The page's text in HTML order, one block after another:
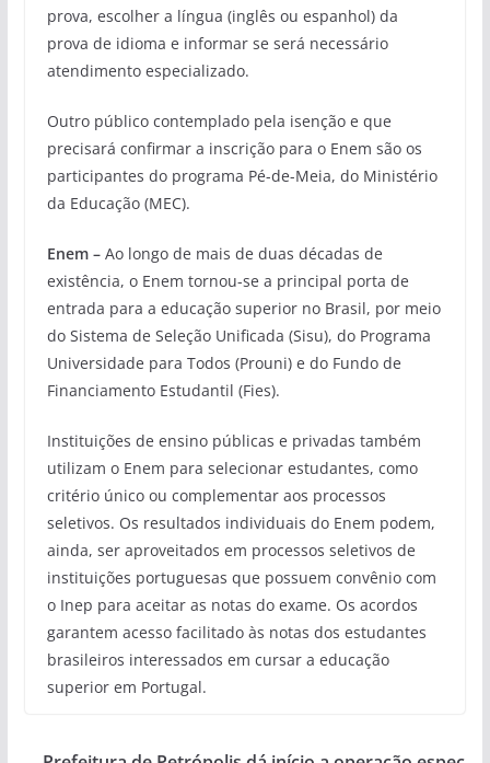
prova, escolher a língua (inglês ou espanhol) da
prova de idioma e informar se será necessário
atendimento especializado.
Outro público contemplado pela isenção e que
precisará confirmar a inscrição para o Enem são os
participantes do programa Pé-de-Meia, do Ministério
da Educação (MEC).
Enem – Ao longo de mais de duas décadas de
existência, o Enem tornou-se a principal porta de
entrada para a educação superior no Brasil, por meio
do Sistema de Seleção Unificada (Sisu), do Programa
Universidade para Todos (Prouni) e do Fundo de
Financiamento Estudantil (Fies).
Instituições de ensino públicas e privadas também
utilizam o Enem para selecionar estudantes, como
critério único ou complementar aos processos
seletivos. Os resultados individuais do Enem podem,
ainda, ser aproveitados em processos seletivos de
instituições portuguesas que possuem convênio com
o Inep para aceitar as notas do exame. Os acordos
garantem acesso facilitado às notas dos estudantes
brasileiros interessados em cursar a educação
superior em Portugal.